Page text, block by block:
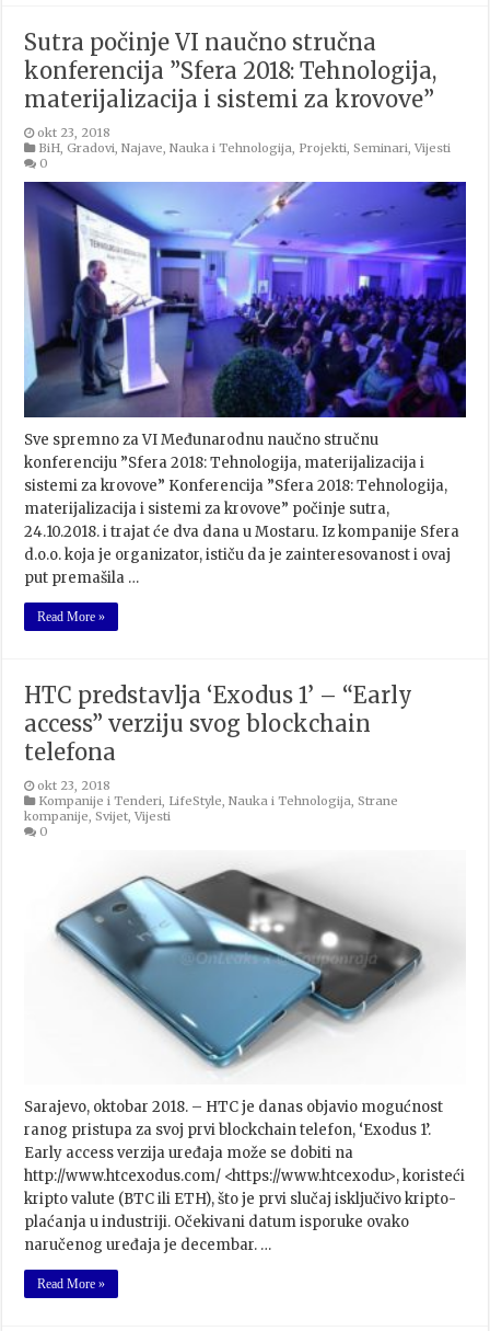
Sutra počinje VI naučno stručna
konferencija ”Sfera 2018: Tehnologija,
materijalizacija i sistemi za krovove”
okt 23, 2018
BiH, Gradovi,Najave,Nauka i Tehnologija, Projekti,Seminari,Vijesti
0
Sve spremno za VI Međunarodnu naučno stručnu
konferenciju ”Sfera 2018: Tehnologija, materijalizacija i
sistemi za krovove” Konferencija ”Sfera 2018: Tehnologija,
materijalizacija i sistemi za krovove” počinje sutra,
24.10.2018. i trajat će dva dana u Mostaru. Iz kompanije Sfera
d.o.o. koja je organizator, ističu da je zainteresovanost i ovaj
put premašila …
Read More »
HTC predstavlja ‘Exodus 1’ – “Early
access” verziju svog blockchain
telefona
okt 23, 2018
Kompanije i Tenderi LifeStyle ,Nauka i Tehnologija ,Strane
kompanije ,Svijet ,Vijesti
0
Sarajevo, oktobar 2018. – HTC je danas objavio mogućnost
ranog pristupa za svoj prvi blockchain telefon, ‘Exodus 1’.
Early access verzija uređaja može se dobiti na
http://www.htcexodus.com/ <https://www.htcexodu>, koristeći
kripto valute (BTC ili ETH), što je prvi slučaj isključivo kripto-
plaćanja u industriji. Očekivani datum isporuke ovako
naručenog uređaja je decembar. …
Read More »